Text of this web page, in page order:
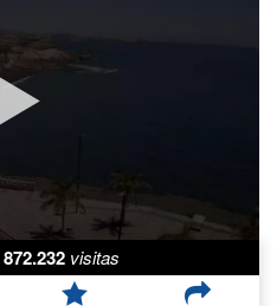
872.232 visitas